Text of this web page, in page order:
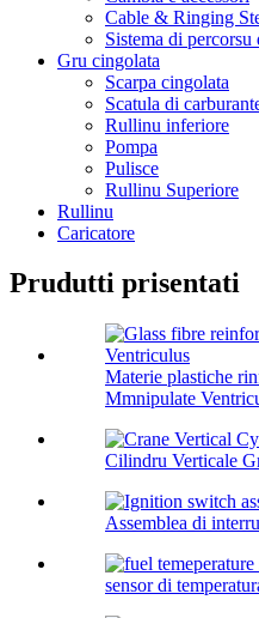
Cable & Ringing
Sistema di percorsu
Gru cingolata
Scarpa cingolata
Scatula di
Rullinu inferiore
Pompa
Pulisce
Rullinu Superiore
Rullinu
Caricatore
Prudutti prisentati
Materie plastiche
Mmnipulate
Cilindru Verticale
Assemblea di
sensor di